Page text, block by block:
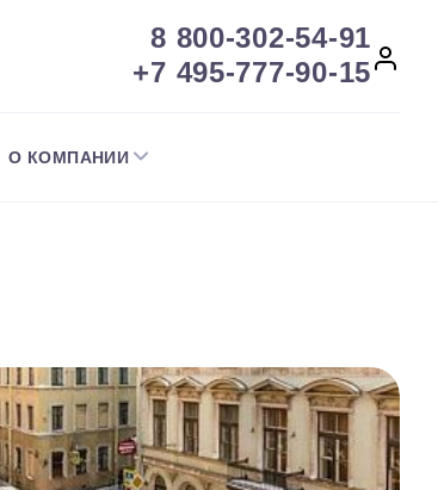
8 800-302-54-91
+7 495-777-90-15
О КОМПАНИИ